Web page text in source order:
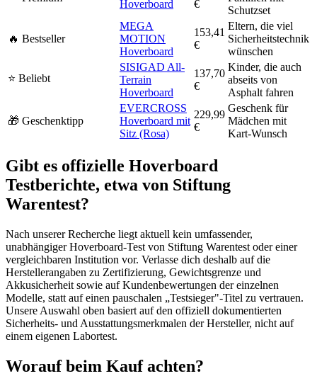
Hoverboard €
Schutzset
🔥 Bestseller
MEGA
MOTION
Hoverboard
153,41
€
Eltern, die viel
Sicherheitstechnik
wünschen
⭐ Beliebt
SISIGAD All-
Terrain
Hoverboard
137,70
€
Kinder, die auch
abseits von
Asphalt fahren
🎁 Geschenktipp
EVERCROSS
Hoverboard mit
Sitz (Rosa)
229,99
€
Geschenk für
Mädchen mit
Kart-Wunsch
Gibt es offizielle Hoverboard
Testberichte, etwa von Stiftung
Warentest?
Nach unserer Recherche liegt aktuell kein umfassender,
unabhängiger Hoverboard-Test von Stiftung Warentest oder einer
vergleichbaren Institution vor. Verlasse dich deshalb auf die
Herstellerangaben zu Zertifizierung, Gewichtsgrenze und
Akkusicherheit sowie auf Kundenbewertungen der einzelnen
Modelle, statt auf einen pauschalen „Testsieger"-Titel zu vertrauen.
Unsere Auswahl oben basiert auf den offiziell dokumentierten
Sicherheits- und Ausstattungsmerkmalen der Hersteller, nicht auf
einem eigenen Labortest.
Worauf beim Kauf achten?